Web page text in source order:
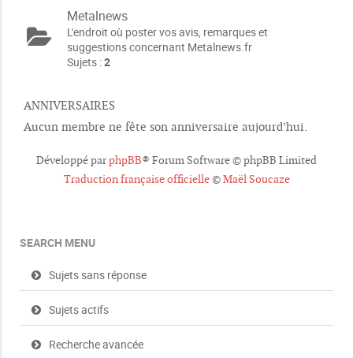
Metalnews
L'endroit où poster vos avis, remarques et
suggestions concernant Metalnews.fr
Sujets :2
ANNIVERSAIRES
Aucun membre ne fête son anniversaire aujourd’hui.
Développé parphpBB® Forum Software © phpBB Limited
Traduction française officielle©Maël Soucaze
SEARCH MENU
Sujets sans réponse
Sujets actifs
Recherche avancée